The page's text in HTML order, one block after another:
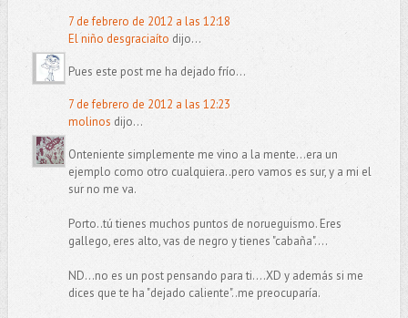
7 de febrero de 2012 a las 12:18
El niño desgraciaíto dijo...
Pues este post me ha dejado frío...
7 de febrero de 2012 a las 12:23
molinos dijo...
Onteniente simplemente me vino a la mente...era un
ejemplo como otro cualquiera..pero vamos es sur, y a mi el
sur no me va.
Porto..tú tienes muchos puntos de norueguismo. Eres
gallego, eres alto, vas de negro y tienes "cabaña"....
ND...no es un post pensando para ti....XD y además si me
dices que te ha "dejado caliente"..me preocuparía.